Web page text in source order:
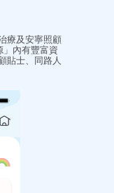
療及安寧照顧
」內有豐富資
貼士、同路人